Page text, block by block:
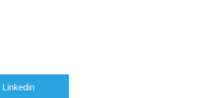
Linkedin